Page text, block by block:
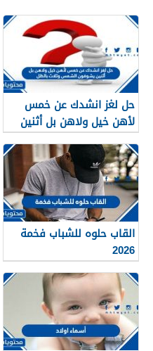
حل لغز انشدك عن خمس
لأهن خيل ولاهن بل أثنين
يشوفون الشمس وثلاث
بالظل
القاب حلوه للشباب فخمة
2026